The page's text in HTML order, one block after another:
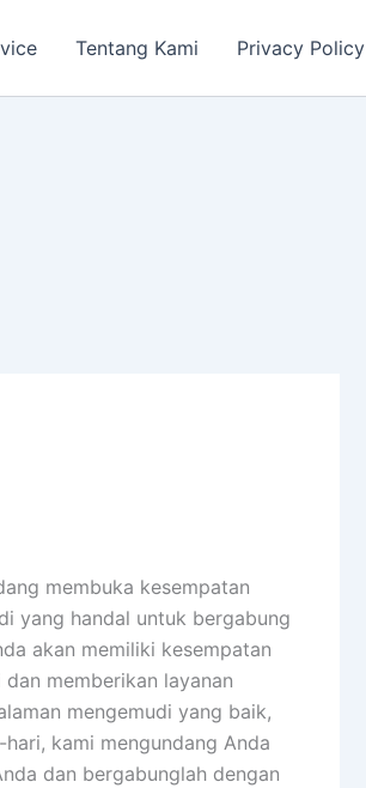
Tentang Kami Privacy Policy
membuka kesempatan
yang handal untuk bergabung
akan memiliki kesempatan
memberikan layanan
mengemudi yang baik,
kami mengundang Anda
dan bergabunglah dengan